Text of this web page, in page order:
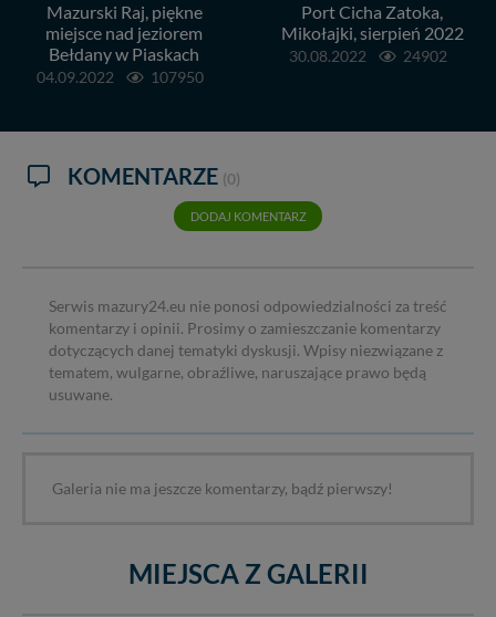
Mazurski Raj, piękne
miejsce nad jeziorem
Bełdany w Piaskach
04.09.2022 107950
Port Cicha Zatoka,
Mikołajki, sierpień 2022
30.08.2022 24902
KOMENTARZE (0)
DODAJ KOMENTARZ
Serwis mazury24.eu nie ponosi odpowiedzialności za treść
komentarzy i opinii. Prosimy o zamieszczanie komentarzy
dotyczących danej tematyki dyskusji. Wpisy niezwiązane z
tematem, wulgarne, obraźliwe, naruszające prawo będą
usuwane.
Galeria nie ma jeszcze komentarzy, bądź pierwszy!
MIEJSCA Z GALERII